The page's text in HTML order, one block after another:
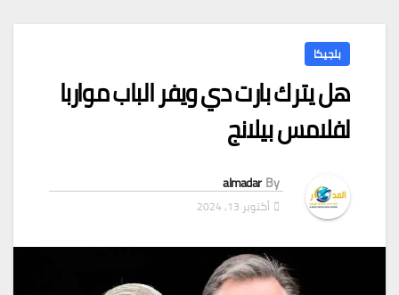
بلجيكا
هل يترك بارت دي ويفر الباب مواربا
لفلامس بيلانج
By
almadar
أكتوبر 13, 2024